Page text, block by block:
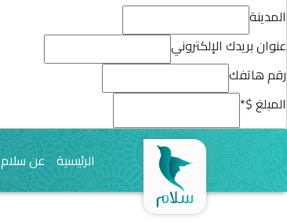
المدينة
عنوان بريدك الإلكتروني
رقم هاتفك
المبلغ $*
الرئيسية عن سلام